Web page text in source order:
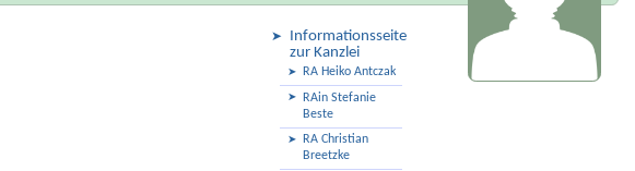
Informationsseite
zur Kanzlei
RA Heiko Antczak
RAin Stefanie
Beste
RA Christian
Breetzke